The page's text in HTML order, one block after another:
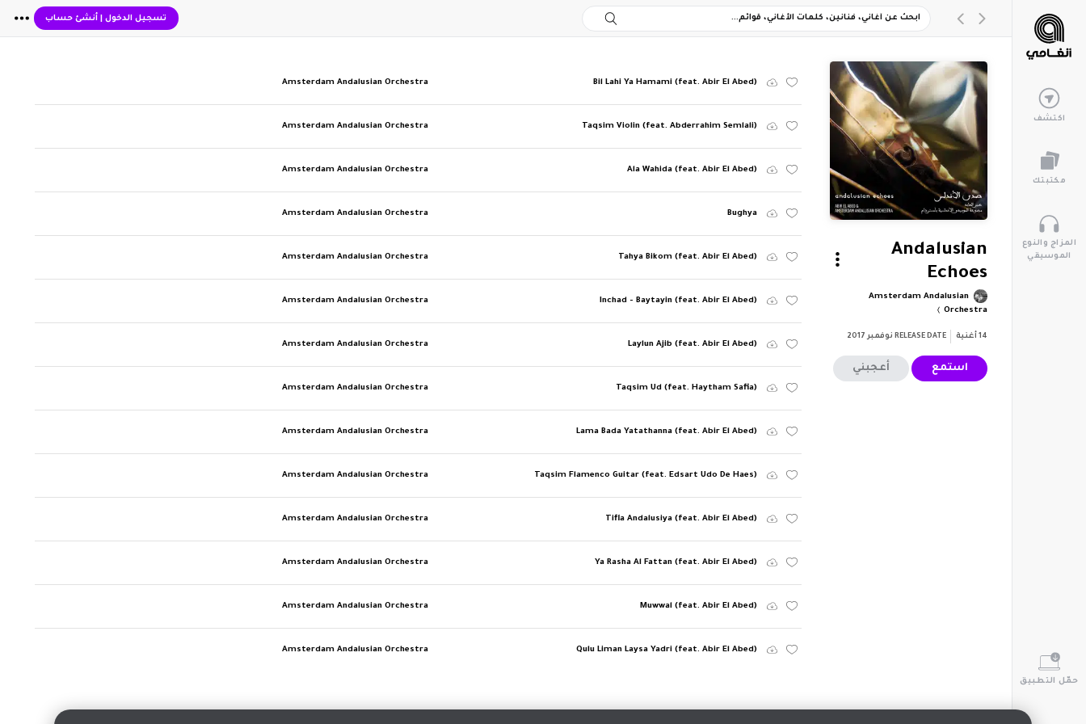
تسجيل الدخول| أنشئ حساب
اكتشف
مكتبتك
المزاج والنوع
الموسيقي
حمّل التطبيق
Andalusian
Echoes
Amsterdam Andalusian
Orchestra
14 أغنية RELEASE DATE نوفمبر 2017
استمع أعجبني
Bil Lahi Ya Hamami (feat. Abir El Abed)
Amsterdam Andalusian Orchestra
Taqsim Violin (feat. Abderrahim Semlali)
Amsterdam Andalusian Orchestra
Ala Wahida (feat. Abir El Abed)
Amsterdam Andalusian Orchestra
Bughya
Amsterdam Andalusian Orchestra
Tahya Bikom (feat. Abir El Abed)
Amsterdam Andalusian Orchestra
Inchad - Baytayin (feat. Abir El Abed)
Amsterdam Andalusian Orchestra
Laylun Ajib (feat. Abir El Abed)
Amsterdam Andalusian Orchestra
Taqsim Ud (feat. Haytham Safia)
Amsterdam Andalusian Orchestra
Lama Bada Yatathanna (feat. Abir El Abed)
Amsterdam Andalusian Orchestra
Taqsim Flamenco Guitar (feat. Edsart Udo De Haes)
Amsterdam Andalusian Orchestra
Tifla Andalusiya (feat. Abir El Abed)
Amsterdam Andalusian Orchestra
Ya Rasha Al Fattan (feat. Abir El Abed)
Amsterdam Andalusian Orchestra
Muwwal (feat. Abir El Abed)
Amsterdam Andalusian Orchestra
Qulu Liman Laysa Yadri (feat. Abir El Abed)
Amsterdam Andalusian Orchestra